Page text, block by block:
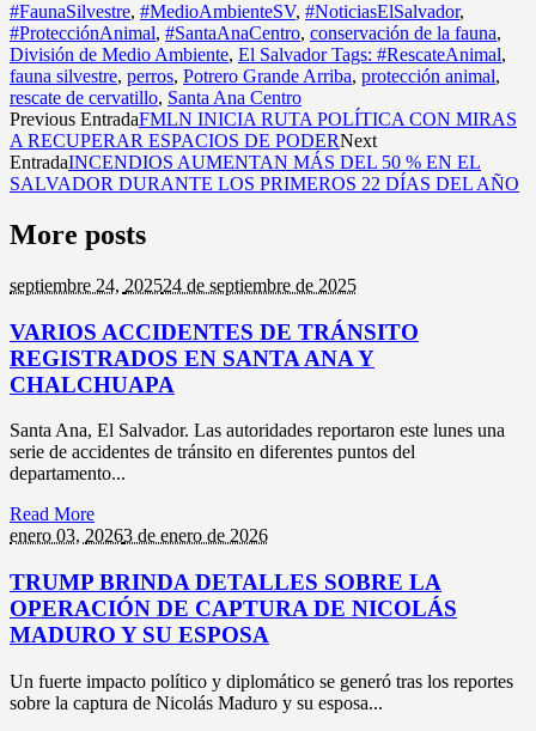
#FaunaSilvestre, #MedioAmbienteSV, #NoticiasElSalvador,
#ProtecciónAnimal, #SantaAnaCentro, conservación de la fauna,
División de Medio Ambiente, El Salvador Tags: #RescateAnimal,
fauna silvestre, perros, Potrero Grande Arriba, protección animal,
rescate de cervatillo, Santa Ana Centro
Previous EntradaFMLN INICIA RUTA POLÍTICA CON MIRAS
A RECUPERAR ESPACIOS DE PODERNext
EntradaINCENDIOS AUMENTAN MÁS DEL 50 % EN EL
SALVADOR DURANTE LOS PRIMEROS 22 DÍAS DEL AÑO
More posts
septiembre 24, 202524 de septiembre de 2025
VARIOS ACCIDENTES DE TRÁNSITO
REGISTRADOS EN SANTA ANA Y
CHALCHUAPA
Santa Ana, El Salvador. Las autoridades reportaron este lunes una
serie de accidentes de tránsito en diferentes puntos del
departamento...
Read More
enero 03, 20263 de enero de 2026
TRUMP BRINDA DETALLES SOBRE LA
OPERACIÓN DE CAPTURA DE NICOLÁS
MADURO Y SU ESPOSA
Un fuerte impacto político y diplomático se generó tras los reportes
sobre la captura de Nicolás Maduro y su esposa...